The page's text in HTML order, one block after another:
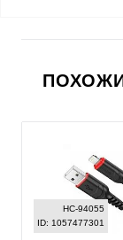
HC-94055
ID: 1057477301